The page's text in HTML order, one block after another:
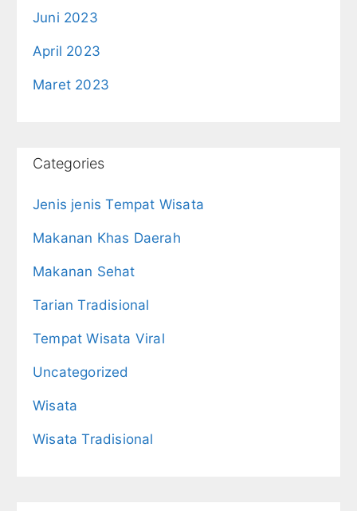
Juni 2023
April 2023
Maret 2023
Categories
Jenis jenis Tempat Wisata
Makanan Khas Daerah
Makanan Sehat
Tarian Tradisional
Tempat Wisata Viral
Uncategorized
Wisata
Wisata Tradisional